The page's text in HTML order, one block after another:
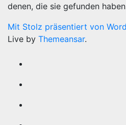
denen, die sie gefunden
Mit Stolz präsentiert von
Live by Themeansar.